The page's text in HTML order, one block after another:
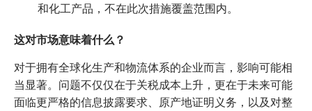
和化工产品，不在此次措施覆盖范围内。
这对市场意味着什么？
对于拥有全球化生产和物流体系的企业而言，影响可能相
当显著。问题不仅仅在于关税成本上升，更在于未来可能
面临更严格的信息披露要求、原产地证明义务，以及对整